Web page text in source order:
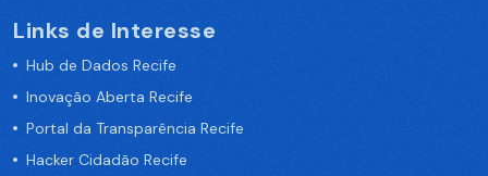
Links de Interesse
Hub de Dados Recife
Inovação Aberta Recife
Portal da Transparência Recife
Hacker Cidadão Recife